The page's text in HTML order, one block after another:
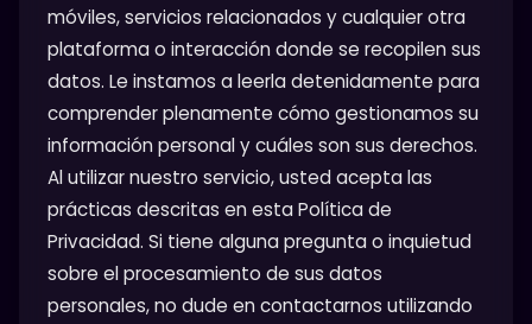
móviles, servicios relacionados y cualquier otra
plataforma o interacción donde se recopilen sus
datos. Le instamos a leerla detenidamente para
comprender plenamente cómo gestionamos su
información personal y cuáles son sus derechos.
Al utilizar nuestro servicio, usted acepta las
prácticas descritas en esta Política de
Privacidad. Si tiene alguna pregunta o inquietud
sobre el procesamiento de sus datos
personales, no dude en contactarnos utilizando